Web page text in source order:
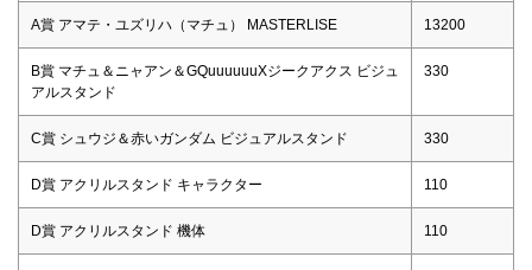
A賞 アマテ・ユズリハ（マチュ） MASTERLISE 13200
B賞 マチュ＆ニャアン＆GQuuuuuuXジークアクス ビジュ
アルスタンド
330
C賞 シュウジ＆赤いガンダム ビジュアルスタンド 330
D賞 アクリルスタンド キャラクター 110
D賞 アクリルスタンド 機体 110